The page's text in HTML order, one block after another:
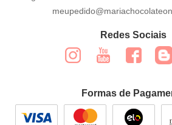
Redes Sociais
Formas de